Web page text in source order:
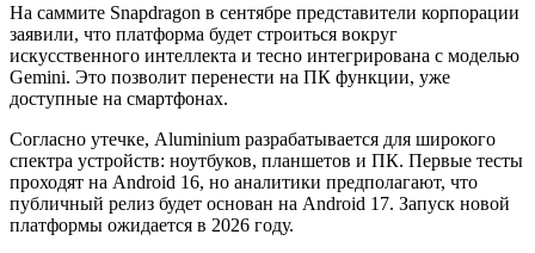
На саммите Snapdragon в сентябре представители корпорации
заявили, что платформа будет строиться вокруг
искусственного интеллекта и тесно интегрирована с моделью
Gemini. Это позволит перенести на ПК функции, уже
доступные на смартфонах.
Согласно утечке, Aluminium разрабатывается для широкого
спектра устройств: ноутбуков, планшетов и ПК. Первые тесты
проходят на Android 16, но аналитики предполагают, что
публичный релиз будет основан на Android 17. Запуск новой
платформы ожидается в 2026 году.